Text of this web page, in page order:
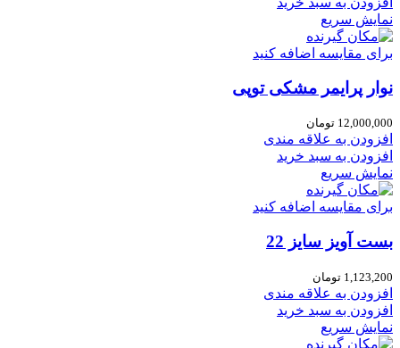
نمایش سریع
برای مقایسه اضافه کنید
نوار پرایمر مشکی توپی
12,000,000 تومان
افزودن به علاقه مندی
افزودن به سبد خرید
نمایش سریع
برای مقایسه اضافه کنید
بست آویز سایز 22
1,123,200 تومان
افزودن به علاقه مندی
افزودن به سبد خرید
نمایش سریع